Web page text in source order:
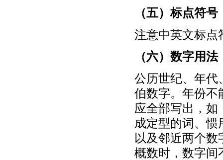
（五）标点符号
注意中英文标点
（六）数字用法
公历世纪、年代
伯数字。年份不
应全部写出，如
成定型的词、
以及邻近两个
概数时，数字间